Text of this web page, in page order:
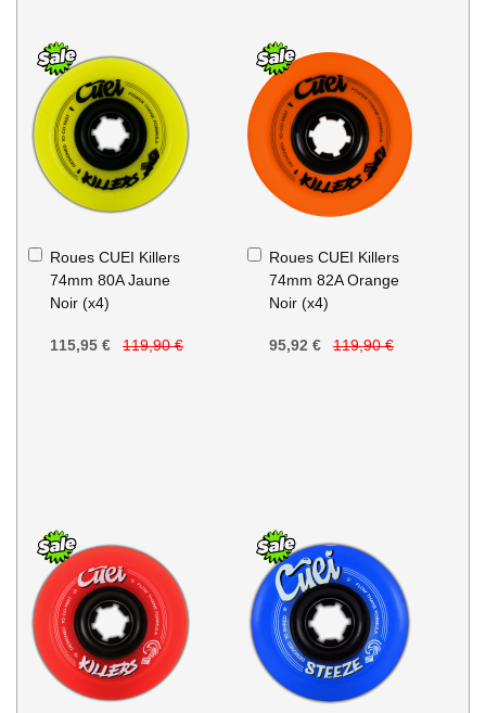
Roues CUEI Killers
74mm 80A Jaune
Noir (x4)
115,95 € 119,90 €
Ajouter
au
panier
Roues CUEI Killers
74mm 82A Orange
Noir (x4)
95,92 € 119,90 €
Ajouter
au
panier